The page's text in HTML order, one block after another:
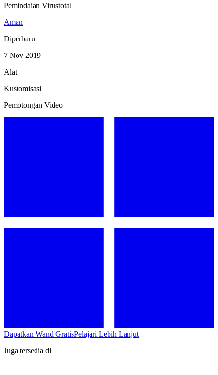
Pemindaian Virustotal
Aman
Diperbarui
7 Nov 2019
Alat
Kustomisasi
Pemotongan Video
Dapatkan Wand GratisPelajari Lebih Lanjut
Juga tersedia di